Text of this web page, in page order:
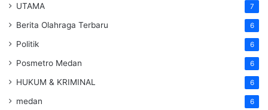
UTAMA 7
Berita Olahraga Terbaru 6
Politik 6
Posmetro Medan 6
HUKUM & KRIMINAL 6
medan 6